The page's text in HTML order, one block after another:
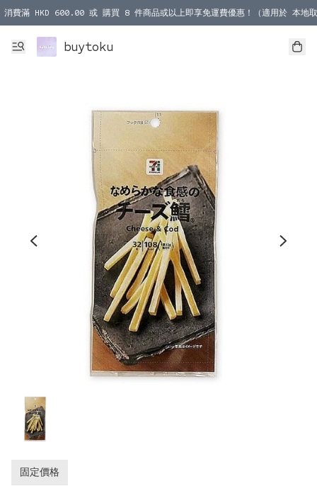
消費滿 HKD 600.00 或 購買 8 件商品或以上即享免運費優惠！（適用於 本地
消費滿 HKD 1000.00 或 購買 100 件商品或以上即享免運費優惠！（適用於
buytoku
固定價格